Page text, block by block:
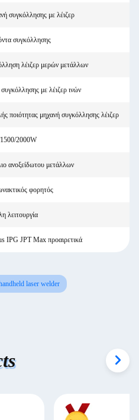
συγκόλλησης με λέιζερ
συγκόλλησης
λέιζερ μερών μετάλλων
με λέιζερ ινών
ποιότητας μηχανή συγκόλλησης λέιζερ
2000W
ανοξείδωτου μετάλλων
φορητός
λειτουργία
IPG JPT Max προαιρετικά
laser welder